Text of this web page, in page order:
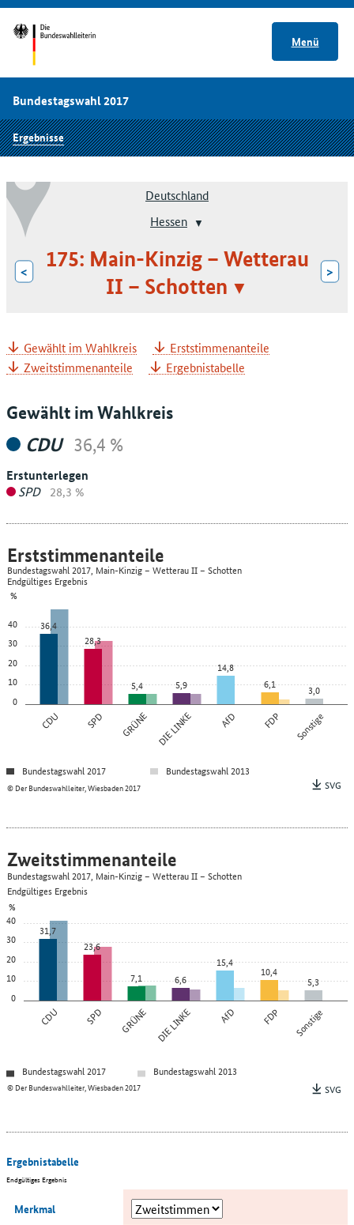
Menü
Bundestagswahl 2017
Ergebnisse
Deutschland
Hessen
<
175: Main-Kinzig – Wetterau
II – Schotten
>
Gewählt im Wahlkreis
Erststimmenanteile
Zweitstimmenanteile
Ergebnistabelle
Gewählt im Wahlkreis
CDU 36,4 %
Erstunterlegen
SPD 28,3 %
0
10
20
30
40
%
CDU SPD GRÜNE DIE LINKE AfD FDP Sonstige
36,4
28,3
5,4 5,9
14,8
6,1
3,0
© Der Bundeswahlleiter, Wiesbaden 2017
Erststimmenanteile
Bundestagswahl 2017, Main-Kinzig – Wetterau II – Schotten
Endgültiges Ergebnis
Bundestagswahl 2017
Bundestagswahl 2013
SVG
0
10
20
30
40
%
CDU SPD GRÜNE DIE LINKE AfD FDP Sonstige
31,7
23,6
7,1 6,6
15,4
10,4
5,3
© Der Bundeswahlleiter, Wiesbaden 2017
Zweitstimmenanteile
Bundestagswahl 2017, Main-Kinzig – Wetterau II – Schotten
Endgültiges Ergebnis
Bundestagswahl 2017
Bundestagswahl 2013
SVG
Ergebnistabelle
Endgültiges Ergebnis
Merkmal